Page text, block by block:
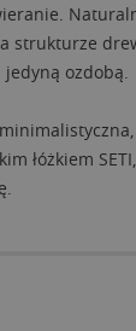
strukturze
ozdobą.
łóżkiem